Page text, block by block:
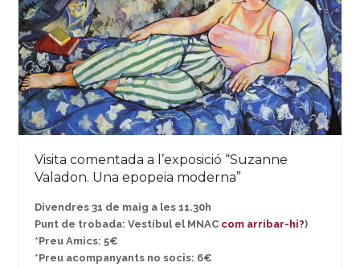
Visita comentada a l’exposició “Suzanne
Valadon. Una epopeia moderna”
Divendres 31 de maig a les 11.30h
Punt de trobada: Vestíbul el MNAC com arribar-hi?)
*Preu Amics: 5€
*Preu acompanyants no socis: 6€